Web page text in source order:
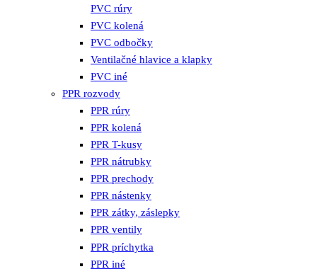
PVC rúry
PVC kolená
PVC odbočky
Ventilačné hlavice a klapky
PVC iné
PPR rozvody
PPR rúry
PPR kolená
PPR T-kusy
PPR nátrubky
PPR prechody
PPR nástenky
PPR zátky, záslepky
PPR ventily
PPR príchytka
PPR iné